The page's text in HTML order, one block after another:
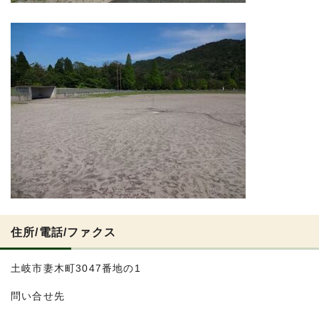
住所/電話/ファクス
土岐市妻木町3047番地の1
問い合せ先